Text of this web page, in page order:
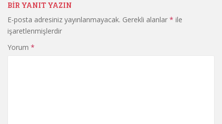
BIR YANIT YAZIN
E-posta adresiniz yayınlanmayacak. Gerekli alanlar * ile
işaretlenmişlerdir
Yorum *